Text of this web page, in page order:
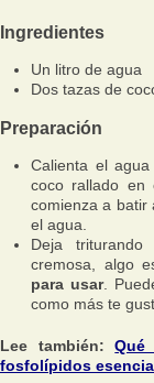
Ingredientes
Un litro de agua
Dos tazas de
Preparación
Calienta el
coco rallado en
comienza a batir
el agua.
Deja
cremosa, algo
para usar.
como más te
Lee también:
fosfolípidos